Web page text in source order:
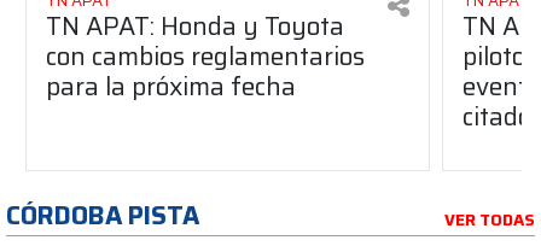
TN APAT: Honda y Toyota
con cambios reglamentarios
para la próxima fecha
TN
piloto
citado
CÓRDOBA PISTA VER TODAS